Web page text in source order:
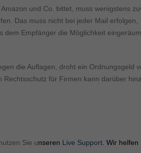
und Co. bittet, muss wenigstens
Das muss nicht bei jeder Mail erfolgen,
dem Empfänger die Möglichkeit
die Auflagen, droht ein Ordnungsgeld
für Firmen kann darüber
Sie unseren Live Support. Wir helfen
manuellen Einwilligung mehr.
Informationen anzeigen